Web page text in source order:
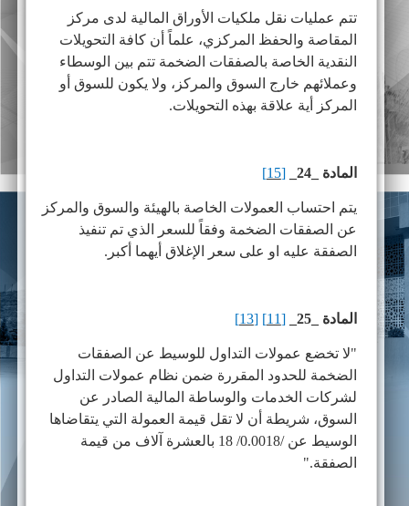
تتم عمليات نقل ملكيات الأوراق المالية لدى مركز
المقاصة والحفظ المركزي، علماً أن كافة التحويلات
النقدية الخاصة بالصفقات الضخمة تتم بين الوسطاء
وعملائهم خارج السوق والمركز، ولا يكون للسوق أو
المركز أية علاقة بهذه التحويلات.
المادة _24_ [15]
يتم احتساب العمولات الخاصة بالهيئة والسوق والمركز
عن الصفقات الضخمة وفقاً للسعر الذي تم تنفيذ
الصفقة عليه او على سعر الإغلاق أيهما أكبر.
المادة _25_ [11]
[13]
"لا تخضع عمولات التداول للوسيط عن الصفقات
الضخمة للحدود المقررة ضمن نظام عمولات التداول
لشركات الخدمات والوساطة المالية الصادر عن
السوق، شريطة أن لا تقل قيمة العمولة التي يتقاضاها
الوسيط عن /0.0018/ 18 بالعشرة آلاف من قيمة
الصفقة."